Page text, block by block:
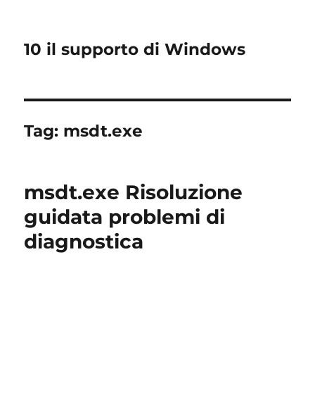
10 il supporto di Windows
Tag: msdt.exe
msdt.exe Risoluzione
guidata problemi di
diagnostica